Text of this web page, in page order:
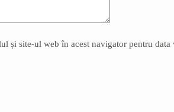
și site-ul web în acest navigator pentru data